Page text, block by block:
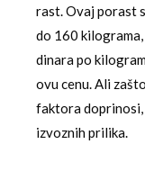
rast. Ovaj porast
do 160
dinara po
ovu cenu. Ali
faktora
izvoznih prilika.